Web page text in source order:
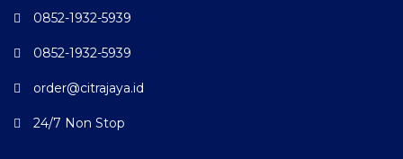
0852-1932-5939
0852-1932-5939
order@citrajaya.id
24/7 Non Stop